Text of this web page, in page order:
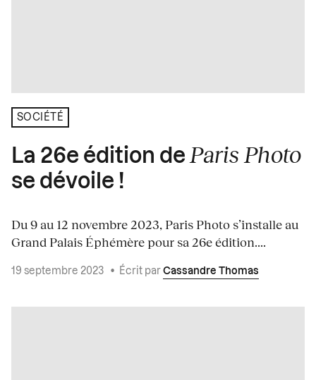
SOCIÉTÉ
La 26e édition deParis Photo
se dévoile !
Du 9 au 12 novembre 2023, Paris Photo s’installe au
Grand Palais Éphémère pour sa 26e édition....
19 septembre 2023 • Écrit par Cassandre Thomas